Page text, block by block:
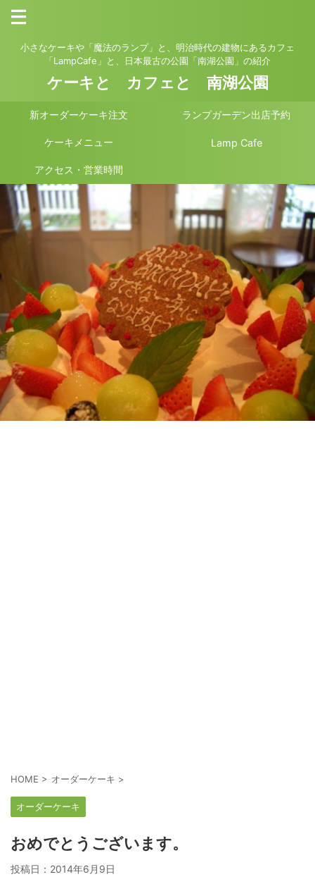
小さなケーキや「魔法のランプ」と、明治時代の建物にあるカフェ
「LampCafe」と、日本最古の公園「南湖公園」の紹介
ケーキと カフェと 南湖公園
新オーダーケーキ注文 ランプガーデン出店予約
ケーキメニュー Lamp Cafe
アクセス・営業時間
HOME > オーダーケーキ >
オーダーケーキ
おめでとうございます。
投稿日： 2014年6月9日